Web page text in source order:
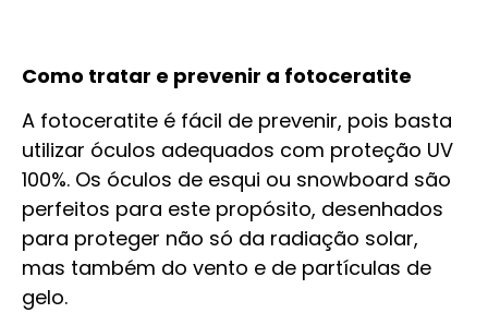
Como tratar e prevenir a fotoceratite
A fotoceratite é fácil de prevenir, pois basta
utilizar óculos adequados com proteção UV
100%. Os óculos de esqui ou snowboard são
perfeitos para este propósito, desenhados
para proteger não só da radiação solar,
mas também do vento e de partículas de
gelo.